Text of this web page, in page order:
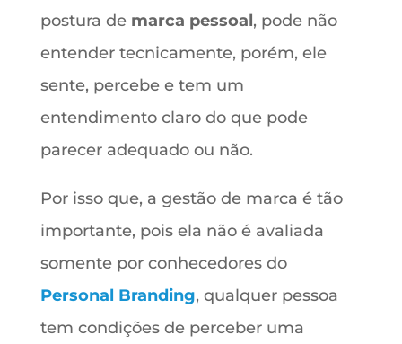
postura de marca pessoal, pode não
entender tecnicamente, porém, ele
sente, percebe e tem um
entendimento claro do que pode
parecer adequado ou não.
Por isso que, a gestão de marca é tão
importante, pois ela não é avaliada
somente por conhecedores do
Personal Branding, qualquer pessoa
tem condições de perceber uma